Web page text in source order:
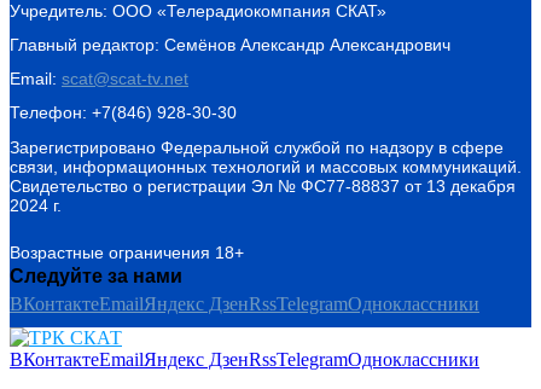
Учредитель: ООО «Телерадиокомпания СКАТ»
Главный редактор: Семёнов Александр Александрович
Email: scat@scat-tv.net
Телефон: +7(846) 928-30-30
Зарегистрировано Федеральной службой по надзору в сфере
связи, информационных технологий и массовых коммуникаций.
Свидетельство о регистрации Эл № ФС77-88837 от 13 декабря
2024 г.
Возрастные ограничения 18+
Следуйте за нами
ВКонтактеEmailЯндекс ДзенRssTelegramОдноклассники
ВКонтактеEmailЯндекс ДзенRssTelegramОдноклассники